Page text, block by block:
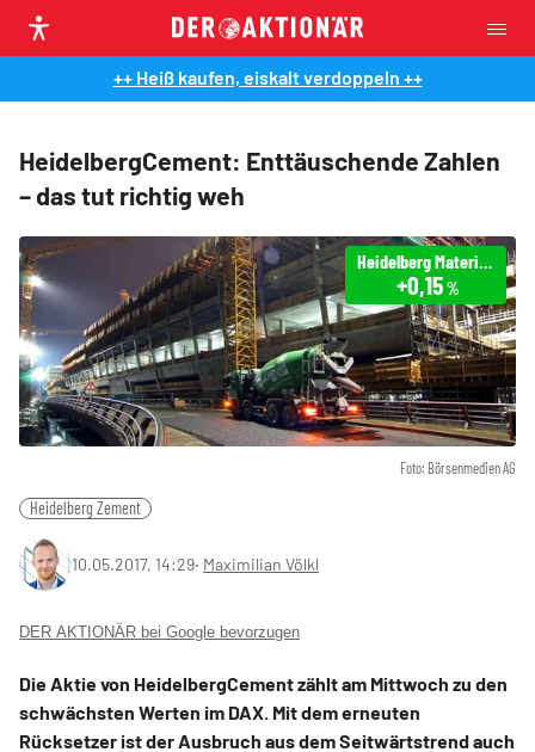
++ Heiß kaufen, eiskalt verdoppeln ++
HeidelbergCement: Enttäuschende Zahlen
– das tut richtig weh
Foto: Börsenmedien AG
Heidelberg Materials
+0,15%
Heidelberg Zement
10.05.2017, 14:29‧ Maximilian Völkl
DER AKTIONÄR bei Google bevorzugen
Die Aktie von HeidelbergCement zählt am Mittwoch zu den
schwächsten Werten im DAX. Mit dem erneuten
Rücksetzer ist der Ausbruch aus dem Seitwärtstrend auch